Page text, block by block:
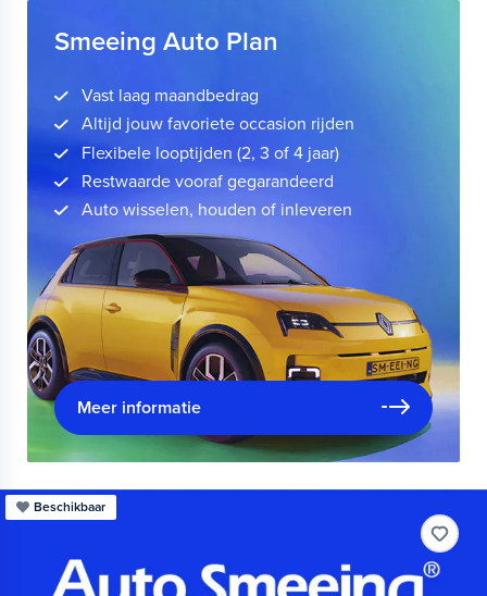
Smeeing Auto Plan
Vast laag maandbedrag
Altijd jouw favoriete occasion rijden
Flexibele looptijden (2, 3 of 4 jaar)
Restwaarde vooraf gegarandeerd
Auto wisselen, houden of inleveren
Meer informatie
Beschikbaar